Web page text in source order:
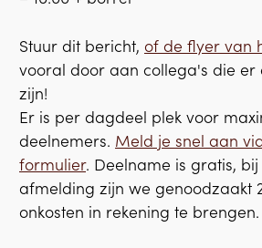
Stuur dit bericht, of de flyer van
vooral door aan collega's die er
zijn!
Er is per dagdeel plek voor
deelnemers. Meld je snel aan
formulier. Deelname is gratis,
afmelding zijn we genoodzaakt
onkosten in rekening te brengen.